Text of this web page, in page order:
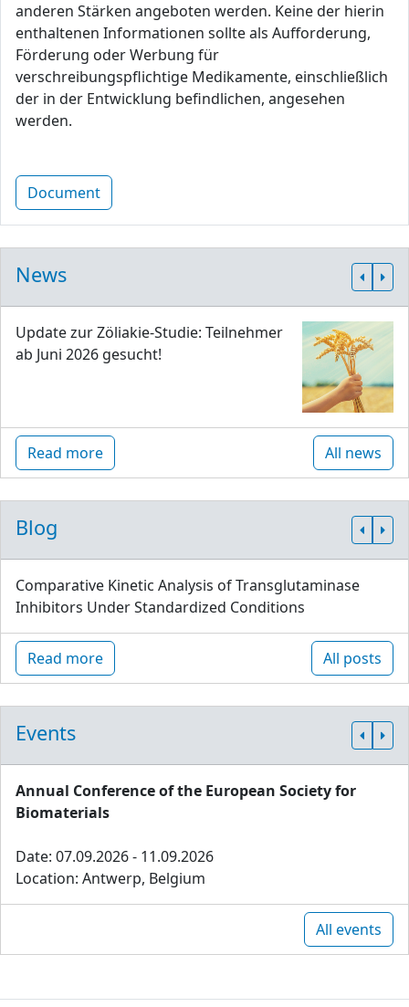
anderen Stärken angeboten werden. Keine der hierin
enthaltenen Informationen sollte als Aufforderung,
Förderung oder Werbung für
verschreibungspflichtige Medikamente, einschließlich
der in der Entwicklung befindlichen, angesehen
werden.
Document
News
Update zur Zöliakie-Studie: Teilnehmer
ab Juni 2026 gesucht!
Read more All news
Blog
Comparative Kinetic Analysis of Transglutaminase
Inhibitors Under Standardized Conditions
Read more All posts
Events
Annual Conference of the European Society for
Biomaterials
Date: 07.09.2026 - 11.09.2026
Location: Antwerp, Belgium
All events